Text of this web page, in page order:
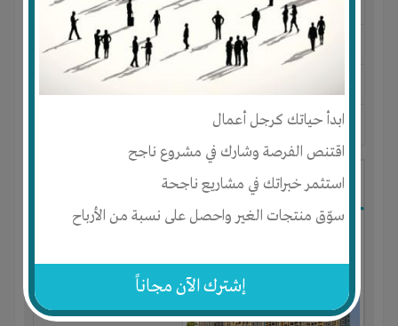
ابدأ حياتك كرجل أعمال
اقتنص الفرصة وشارك في مشروع ناجح
استثمر خبراتك في مشاريع ناجحة
سوّق منتجات الغير واحصل على نسبة من الأرباح
إشترك الآن مجاناً
النوع :مشروع تجاري
العنوان : مصر -القاهرة-كل المناطق
يحتاج إلي :رأس المال
آخر نشاط :منذ 10 اشهر
شركه تطوير عقاري